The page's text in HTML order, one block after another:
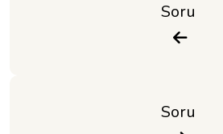
Soru
Soru